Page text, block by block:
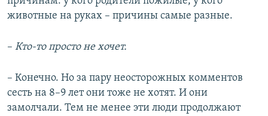
животные на руках – причины самые разные.
– Кто-то просто не хочет.
– Конечно. Но за пару неосторожных комментов
сесть на 8–9 лет они тоже не хотят. И они
замолчали. Тем не менее эти люди продолжают